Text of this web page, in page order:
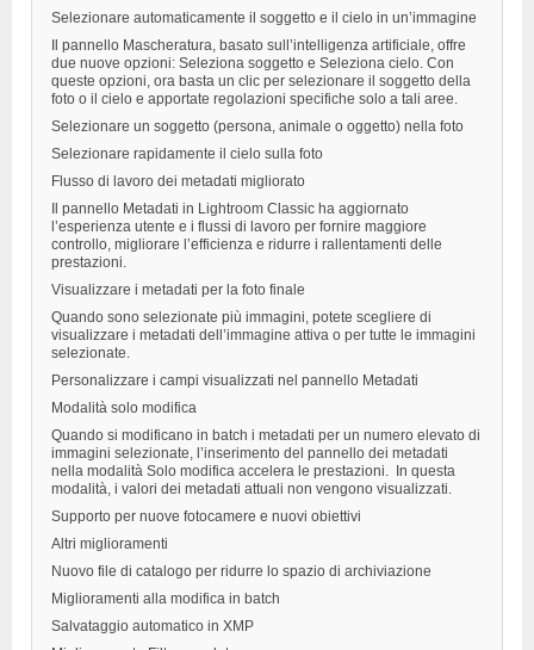
Selezionare automaticamente il soggetto e il cielo in un’immagine
Il pannello Mascheratura, basato sull’intelligenza artificiale, offre
due nuove opzioni: Seleziona soggetto e Seleziona cielo. Con
queste opzioni, ora basta un clic per selezionare il soggetto della
foto o il cielo e apportate regolazioni specifiche solo a tali aree.
Selezionare un soggetto (persona, animale o oggetto) nella foto
Selezionare rapidamente il cielo sulla foto
Flusso di lavoro dei metadati migliorato
Il pannello Metadati in Lightroom Classic ha aggiornato
l’esperienza utente e i flussi di lavoro per fornire maggiore
controllo, migliorare l’efficienza e ridurre i rallentamenti delle
prestazioni.
Visualizzare i metadati per la foto finale
Quando sono selezionate più immagini, potete scegliere di
visualizzare i metadati dell’immagine attiva o per tutte le immagini
selezionate.
Personalizzare i campi visualizzati nel pannello Metadati
Modalità solo modifica
Quando si modificano in batch i metadati per un numero elevato di
immagini selezionate, l’inserimento del pannello dei metadati
nella modalità Solo modifica accelera le prestazioni. In questa
modalità, i valori dei metadati attuali non vengono visualizzati.
Supporto per nuove fotocamere e nuovi obiettivi
Altri miglioramenti
Nuovo file di catalogo per ridurre lo spazio di archiviazione
Miglioramenti alla modifica in batch
Salvataggio automatico in XMP